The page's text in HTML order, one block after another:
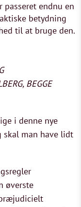
passeret endnu en
betydning
til at bruge den.
BEGGE
i denne nye
skal man have lidt
øverste